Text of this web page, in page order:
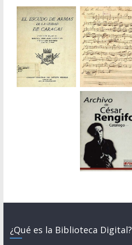
¿Qué es la Biblioteca Digital?